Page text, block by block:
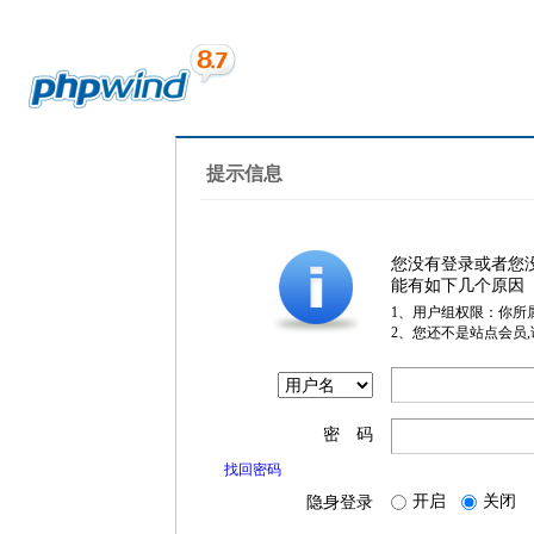
提示信息
您没有登录或者您
能有如下几个原因
1、用户组权限：你所
2、您还不是站点会员
密 码
找回密码
隐身登录 开启 关闭